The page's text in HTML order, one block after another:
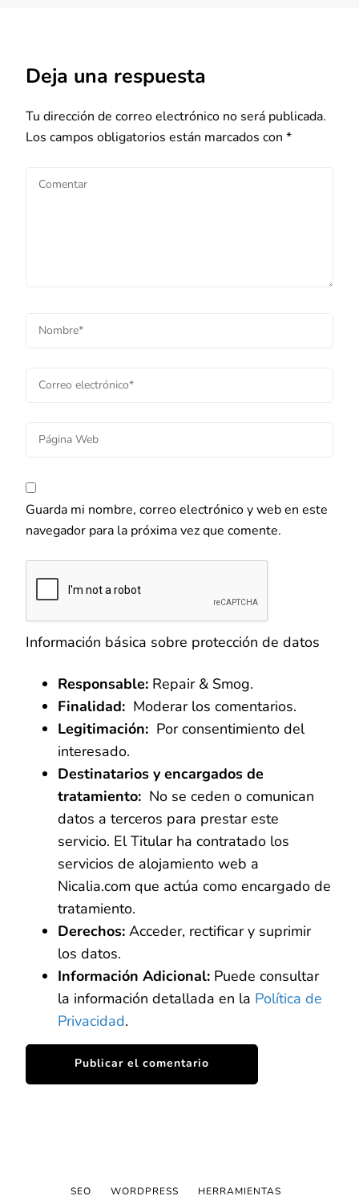
Deja una respuesta
Tu dirección de correo electrónico no será publicada.
Los campos obligatorios están marcados con *
Guarda mi nombre, correo electrónico y web en este
navegador para la próxima vez que comente.
Información básica sobre protección de datos
Responsable: Repair & Smog.
Finalidad: Moderar los comentarios.
Legitimación: Por consentimiento del
interesado.
Destinatarios y encargados de
tratamiento: No se ceden o comunican
datos a terceros para prestar este
servicio. El Titular ha contratado los
servicios de alojamiento web a
Nicalia.com que actúa como encargado de
tratamiento.
Derechos: Acceder, rectificar y suprimir
los datos.
Información Adicional: Puede consultar
la información detallada en la Política de
Privacidad.
SEO WORDPRESS HERRAMIENTAS